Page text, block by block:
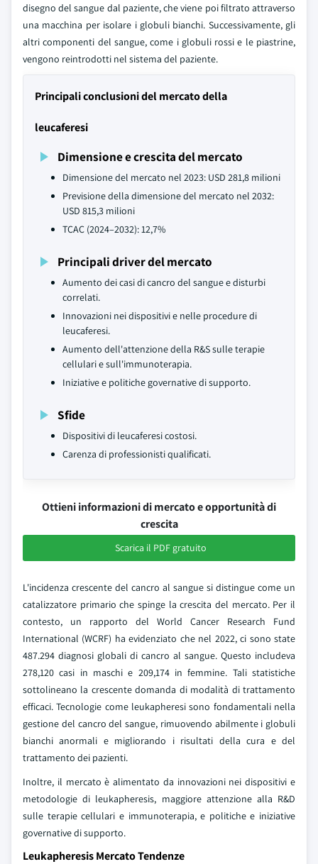
disegno del sangue dal paziente, che viene poi filtrato attraverso
una macchina per isolare i globuli bianchi. Successivamente, gli
altri componenti del sangue, come i globuli rossi e le piastrine,
vengono reintrodotti nel sistema del paziente.
Principali conclusioni del mercato della
leucaferesi
Dimensione e crescita del mercato
Dimensione del mercato nel 2023: USD 281,8 milioni
Previsione della dimensione del mercato nel 2032:
USD 815,3 milioni
TCAC (2024–2032): 12,7%
Principali driver del mercato
Aumento dei casi di cancro del sangue e disturbi
correlati.
Innovazioni nei dispositivi e nelle procedure di
leucaferesi.
Aumento dell'attenzione della R&S sulle terapie
cellulari e sull'immunoterapia.
Iniziative e politiche governative di supporto.
Sfide
Dispositivi di leucaferesi costosi.
Carenza di professionisti qualificati.
Ottieni informazioni di mercato e opportunità di
crescita
Scarica il PDF gratuito
L'incidenza crescente del cancro al sangue si distingue come un
catalizzatore primario che spinge la crescita del mercato. Per il
contesto, un rapporto del World Cancer Research Fund
International (WCRF) ha evidenziato che nel 2022, ci sono state
487.294 diagnosi globali di cancro al sangue. Questo includeva
278,120 casi in maschi e 209,174 in femmine. Tali statistiche
sottolineano la crescente domanda di modalità di trattamento
efficaci. Tecnologie come leukapheresi sono fondamentali nella
gestione del cancro del sangue, rimuovendo abilmente i globuli
bianchi anormali e migliorando i risultati della cura e del
trattamento dei pazienti.
Inoltre, il mercato è alimentato da innovazioni nei dispositivi e
metodologie di leukapheresis, maggiore attenzione alla R&D
sulle terapie cellulari e immunoterapia, e politiche e iniziative
governative di supporto.
Leukapheresis Mercato Tendenze